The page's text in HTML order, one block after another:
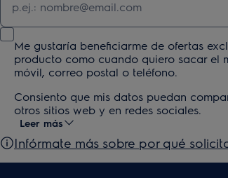
Me gustaría beneficiarme de ofertas
producto como cuando quiero sacar el
móvil, correo postal o teléfono.
Consiento que mis datos puedan
otros sitios web y en redes sociales.
Leer más
Infórmate más sobre por qué